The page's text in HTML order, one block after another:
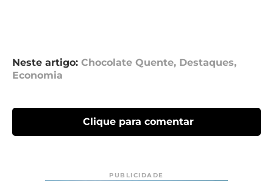
Neste artigo: Chocolate Quente, Destaques,
Economia
Clique para comentar
PUBLICIDADE